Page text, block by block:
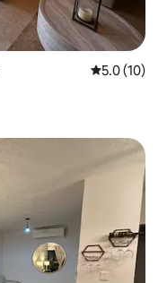
レビュー10
5.0 (10)